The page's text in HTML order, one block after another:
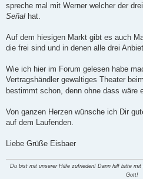
spreche mal mit Werner welcher der
Señal hat.
Auf dem hiesigen Markt gibt es auch
die frei sind und in denen alle drei
Wie ich hier im Forum gelesen habe
Vertragshändler gewaltiges Theater
bestimmt schon, denn ohne dass wäre
Von ganzen Herzen wünsche ich Dir
auf dem Laufenden.
Liebe Grüße Eisbaer
Du bist mit unserer Hilfe zufrieden! Dann hilf bitte mit
Gott!